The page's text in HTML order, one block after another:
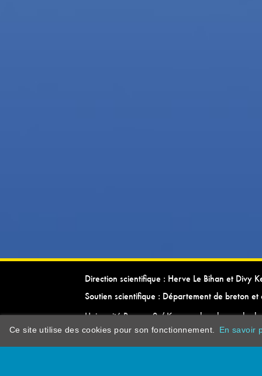
Direction scientifique : Herve Le Bihan et Divy
Soutien scientifique : Département de breton et
Université Rennes 2 / Kevrenn brezhoneg ha
Ce site utilise des cookies pour son fonctionnement. En savoir